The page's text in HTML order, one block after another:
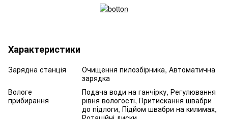
Характеристики
Зарядна станція
Очищення пилозбірника, Автоматична
зарядка
Вологе
прибирання
Подача води на ганчірку, Регулювання
рівня вологості, Притискання швабри
до підлоги, Підйом швабри на килимах,